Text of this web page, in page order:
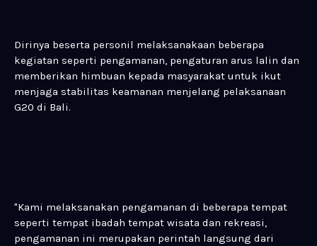
Dirinya beserta personil melaksanakaan beberapa
kegiatan seperti pengamanan, pengaturan arus lalin dan
memberikan himbuan kepada masyarakat untuk ikut
menjaga stabilitas keamanan menjelang pelaksanaan
G20 di Bali.
"Kami melaksanakan pengamanan di beberapa tempat
seperti tempat ibadah tempat wisata dan rekreasi,
pengamanan ini merupakan perintah langsung dari